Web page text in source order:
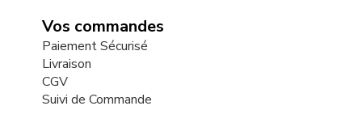
Vos commandes
Paiement Sécurisé
Livraison
CGV
Suivi de Commande